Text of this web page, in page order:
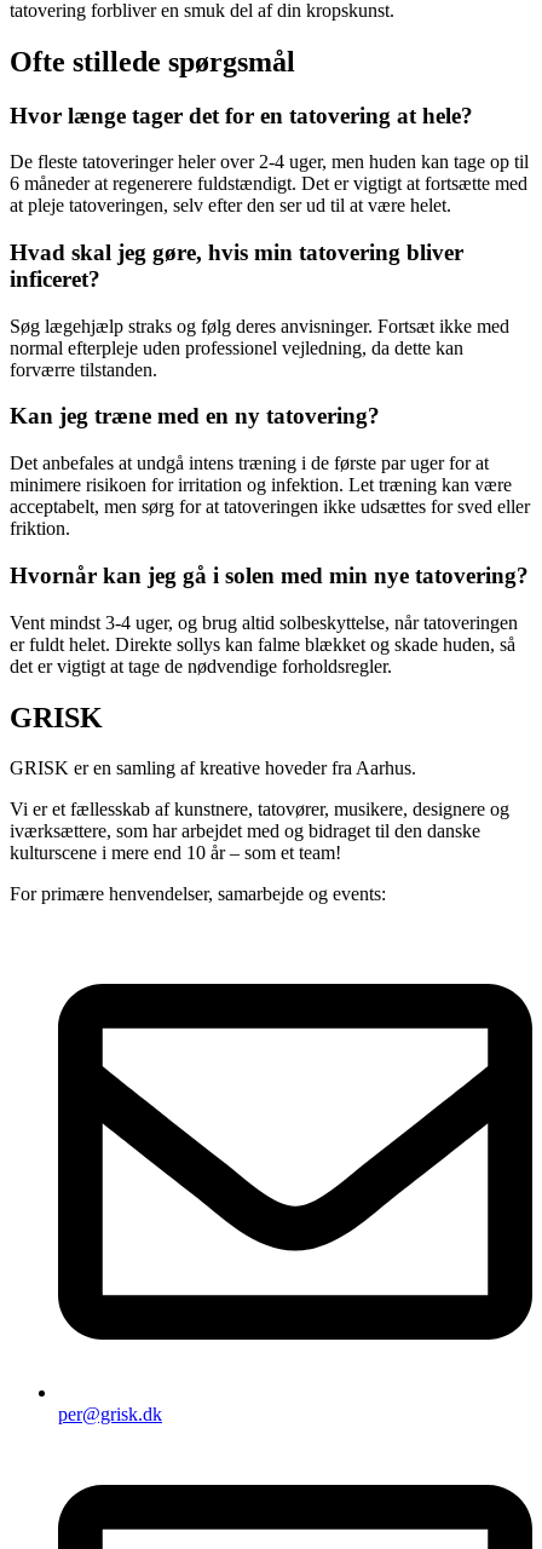
tatovering forbliver en smuk del af din kropskunst.
Ofte stillede spørgsmål
Hvor længe tager det for en tatovering at hele?
De fleste tatoveringer heler over 2-4 uger, men huden kan tage op til
6 måneder at regenerere fuldstændigt. Det er vigtigt at fortsætte med
at pleje tatoveringen, selv efter den ser ud til at være helet.
Hvad skal jeg gøre, hvis min tatovering bliver
inficeret?
Søg lægehjælp straks og følg deres anvisninger. Fortsæt ikke med
normal efterpleje uden professionel vejledning, da dette kan
forværre tilstanden.
Kan jeg træne med en ny tatovering?
Det anbefales at undgå intens træning i de første par uger for at
minimere risikoen for irritation og infektion. Let træning kan være
acceptabelt, men sørg for at tatoveringen ikke udsættes for sved eller
friktion.
Hvornår kan jeg gå i solen med min nye tatovering?
Vent mindst 3-4 uger, og brug altid solbeskyttelse, når tatoveringen
er fuldt helet. Direkte sollys kan falme blækket og skade huden, så
det er vigtigt at tage de nødvendige forholdsregler.
GRISK
GRISK er en samling af kreative hoveder fra Aarhus.
Vi er et fællesskab af kunstnere, tatovører, musikere, designere og
iværksættere, som har arbejdet med og bidraget til den danske
kulturscene i mere end 10 år – som et team!
For primære henvendelser, samarbejde og events:
per@grisk.dk